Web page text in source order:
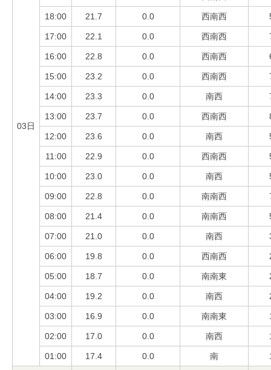
03日
18:00 21.7 0.0 西南西
17:00 22.1 0.0 西南西
16:00 22.8 0.0 西南西
15:00 23.2 0.0 西南西
14:00 23.3 0.0 南西
13:00 23.7 0.0 西南西
12:00 23.6 0.0 南西
11:00 22.9 0.0 西南西
10:00 23.0 0.0 南西
09:00 22.8 0.0 南南西
08:00 21.4 0.0 南南西
07:00 21.0 0.0 南西
06:00 19.8 0.0 西南西
05:00 18.7 0.0 南南東
04:00 19.2 0.0 南西
03:00 16.9 0.0 南南東
02:00 17.0 0.0 南西
01:00 17.4 0.0 南